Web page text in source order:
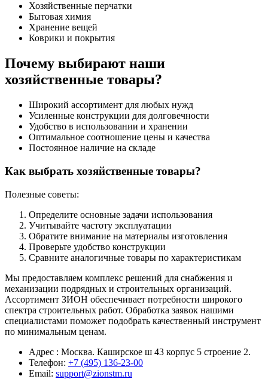
Хозяйственные перчатки
Бытовая химия
Хранение вещей
Коврики и покрытия
Почему выбирают наши
хозяйственные товары?
Широкий ассортимент для любых нужд
Усиленные конструкции для долговечности
Удобство в использовании и хранении
Оптимальное соотношение цены и качества
Постоянное наличие на складе
Как выбрать хозяйственные товары?
Полезные советы:
Определите основные задачи использования
Учитывайте частоту эксплуатации
Обратите внимание на материалы изготовления
Проверьте удобство конструкции
Сравните аналогичные товары по характеристикам
Мы предоставляем комплекс решений для снабжения и
механизации подрядных и строительных организаций.
Ассортимент ЗИОН обеспечивает потребности широкого
спектра строительных работ. Обработка заявок нашими
специалистами поможет подобрать качественный инструмент
по минимальным ценам.
Адрес : Москва. Каширское ш 43 корпус 5 строение 2.
Телефон: +7 (495) 136-23-00
Email: support@zionstm.ru